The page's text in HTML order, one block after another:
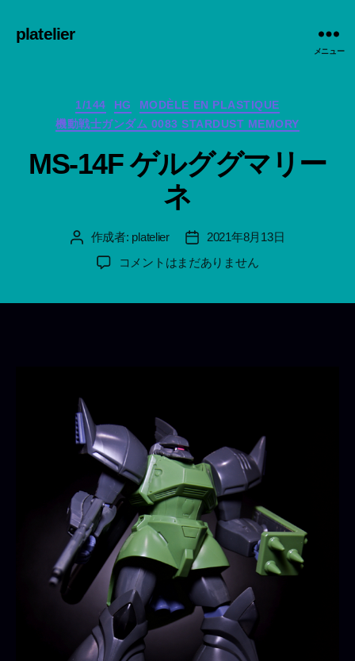
platelier
メニュー
カ
テ
ー
1/144 HG
MODÈLE EN PLASTIQUE
機動戦士ガンダム 0083 STARDUST MEMORY
MS-14F ゲルググマリー
ネ
投 作成者: platelier
投
稿
日
2021年8月13日
MS-
へ
の
コメントはまだありません